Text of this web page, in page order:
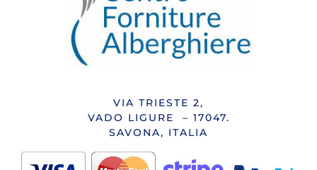
VIA TRIESTE 2,
VADO LIGURE – 17047.
SAVONA, ITALIA